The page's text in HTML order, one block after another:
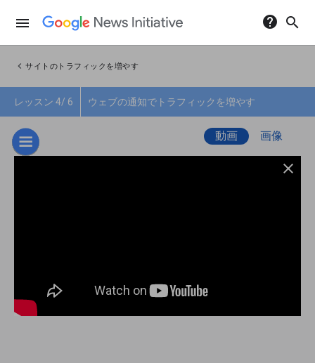
menu help search
chevron_left サイトのトラフィックを増やす
レッスン 4/ 6 ウェブの通知でトラフィックを増やす
動画 画像
close